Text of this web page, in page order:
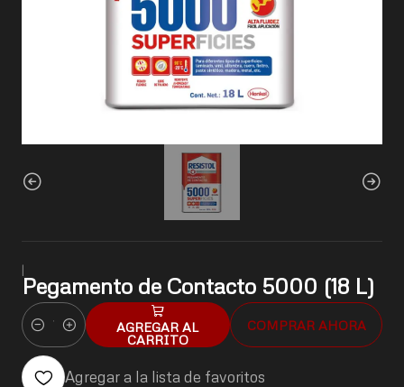
|
Pegamento de Contacto 5000 (18 L)
Cantidad
AGREGAR AL
CARRITO
COMPRAR AHORA
Agregar a la lista de favoritos